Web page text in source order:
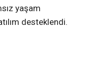
yaşam
desteklendi.